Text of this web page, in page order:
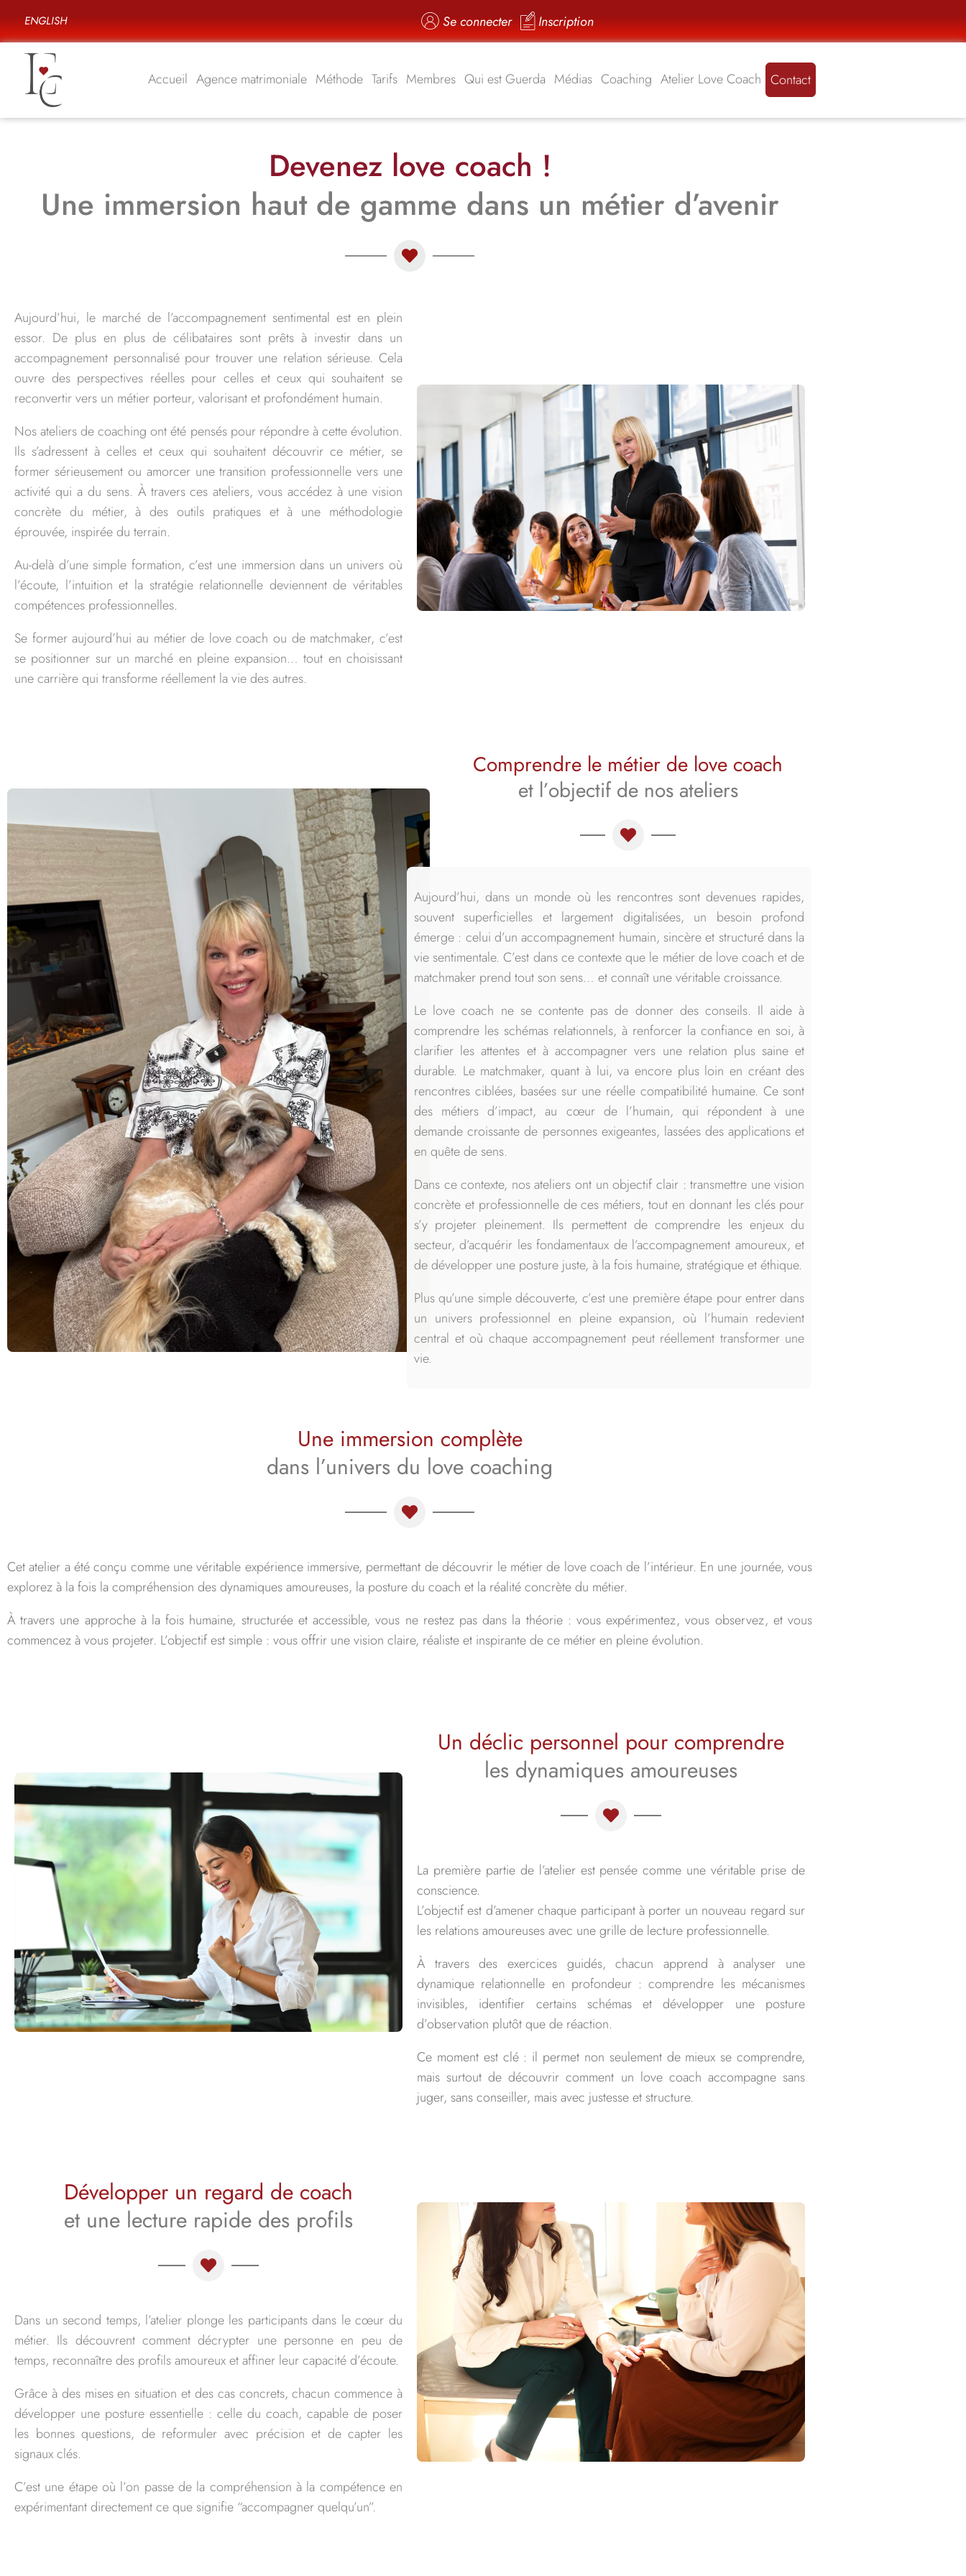
ENGLISH Se connecter Inscription
Accueil Agence matrimoniale Méthode Tarifs Membres Qui est Guerda Médias Coaching Atelier Love Coach Contact
Devenez love coach !
Une immersion haut de gamme dans un métier d’avenir
Aujourd’hui, le marché de l’accompagnement sentimental est en plein
essor. De plus en plus de célibataires sont prêts à investir dans un
accompagnement personnalisé pour trouver une relation sérieuse. Cela
ouvre des perspectives réelles pour celles et ceux qui souhaitent se
reconvertir vers un métier porteur, valorisant et profondément humain.
Nos ateliers de coaching ont été pensés pour répondre à cette évolution.
Ils s’adressent à celles et ceux qui souhaitent découvrir ce métier, se
former sérieusement ou amorcer une transition professionnelle vers une
activité qui a du sens. À travers ces ateliers, vous accédez à une vision
concrète du métier, à des outils pratiques et à une méthodologie
éprouvée, inspirée du terrain.
Au-delà d’une simple formation, c’est une immersion dans un univers où
l’écoute, l’intuition et la stratégie relationnelle deviennent de véritables
compétences professionnelles.
Se former aujourd’hui au métier de love coach ou de matchmaker, c’est
se positionner sur un marché en pleine expansion… tout en choisissant
une carrière qui transforme réellement la vie des autres.
Comprendre le métier de love coach
et l’objectif de nos ateliers
Aujourd’hui, dans un monde où les rencontres sont devenues rapides,
souvent superficielles et largement digitalisées, un besoin profond
émerge : celui d’un accompagnement humain, sincère et structuré dans la
vie sentimentale. C’est dans ce contexte que le métier de love coach et de
matchmaker prend tout son sens… et connaît une véritable croissance.
Le love coach ne se contente pas de donner des conseils. Il aide à
comprendre les schémas relationnels, à renforcer la confiance en soi, à
clarifier les attentes et à accompagner vers une relation plus saine et
durable. Le matchmaker, quant à lui, va encore plus loin en créant des
rencontres ciblées, basées sur une réelle compatibilité humaine. Ce sont
des métiers d’impact, au cœur de l’humain, qui répondent à une
demande croissante de personnes exigeantes, lassées des applications et
en quête de sens.
Dans ce contexte, nos ateliers ont un objectif clair : transmettre une vision
concrète et professionnelle de ces métiers, tout en donnant les clés pour
s’y projeter pleinement. Ils permettent de comprendre les enjeux du
secteur, d’acquérir les fondamentaux de l’accompagnement amoureux, et
de développer une posture juste, à la fois humaine, stratégique et éthique.
Plus qu’une simple découverte, c’est une première étape pour entrer dans
un univers professionnel en pleine expansion, où l’humain redevient
central et où chaque accompagnement peut réellement transformer une
vie.
Une immersion complète
dans l’univers du love coaching
Cet atelier a été conçu comme une véritable expérience immersive, permettant de découvrir le métier de love coach de l’intérieur. En une journée, vous
explorez à la fois la compréhension des dynamiques amoureuses, la posture du coach et la réalité concrète du métier.
À travers une approche à la fois humaine, structurée et accessible, vous ne restez pas dans la théorie : vous expérimentez, vous observez, et vous
commencez à vous projeter. L’objectif est simple : vous offrir une vision claire, réaliste et inspirante de ce métier en pleine évolution.
Un déclic personnel pour comprendre
les dynamiques amoureuses
La première partie de l’atelier est pensée comme une véritable prise de
conscience.
L’objectif est d’amener chaque participant à porter un nouveau regard sur
les relations amoureuses avec une grille de lecture professionnelle.
À travers des exercices guidés, chacun apprend à analyser une
dynamique relationnelle en profondeur : comprendre les mécanismes
invisibles, identifier certains schémas et développer une posture
d’observation plutôt que de réaction.
Ce moment est clé : il permet non seulement de mieux se comprendre,
mais surtout de découvrir comment un love coach accompagne sans
juger, sans conseiller, mais avec justesse et structure.
Développer un regard de coach
et une lecture rapide des profils
Dans un second temps, l’atelier plonge les participants dans le cœur du
métier. Ils découvrent comment décrypter une personne en peu de
temps, reconnaître des profils amoureux et affiner leur capacité d’écoute.
Grâce à des mises en situation et des cas concrets, chacun commence à
développer une posture essentielle : celle du coach, capable de poser
les bonnes questions, de reformuler avec précision et de capter les
signaux clés.
C’est une étape où l’on passe de la compréhension à la compétence en
expérimentant directement ce que signifie “accompagner quelqu’un”.